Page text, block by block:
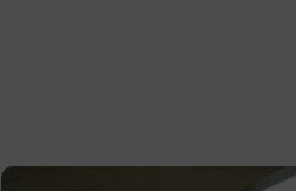
En savoir plus